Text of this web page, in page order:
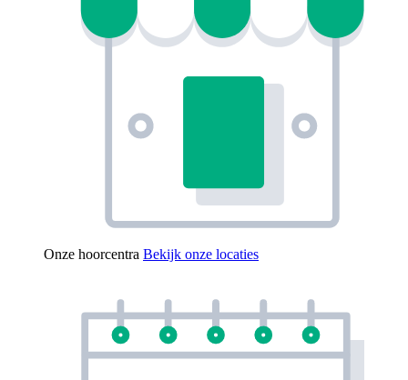
Onze hoorcentra Bekijk onze locaties